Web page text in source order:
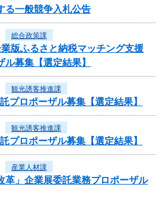
る一般競争入札公告
総合政策課
版ふるさと納税マッチング支援
募集【選定結果】
観光誘客推進課
プロポーザル募集【選定結果】
観光誘客推進課
プロポーザル募集【選定結果】
産業人材課
革」企業展委託業務プロポーザル